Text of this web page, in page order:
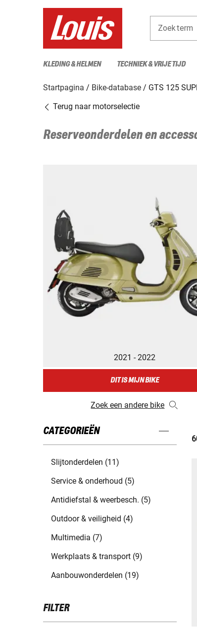
Zoekterm
KLEDING & HELMEN TECHNIEK & VRIJE TIJD
Startpagina Bike-database
GTS 125
Terug naar motorselectie
Reserveonderdelen en
2021 - 2022
DIT IS MIJN BIKE
Zoek een andere bike
CATEGORIEËN
Slijtonderdelen (11)
Service & onderhoud (5)
Antidiefstal & weerbesch. (5)
Outdoor & veiligheid (4)
Multimedia (7)
Werkplaats & transport (9)
Aanbouwonderdelen (19)
FILTER